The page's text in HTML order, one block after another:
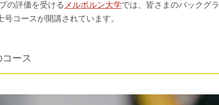
の評価を受ける メルボルン大学では、皆さまのバックグラ
コースが開講されています。
ース